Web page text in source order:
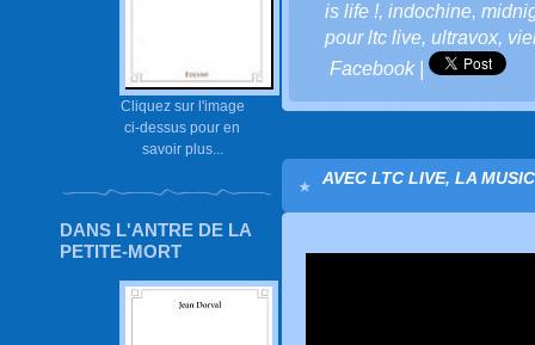
Cliquez sur l'image
ci-dessus pour en
savoir plus...
DANS L'ANTRE DE LA
PETITE-MORT
is life !, indochine,
pour ltc live, ultravox,
Facebook|
AVEC LTC LIVE, LA